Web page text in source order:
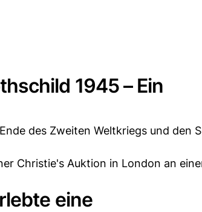
1945 – Ein
des Zweiten Weltkriegs und den
Christie's Auktion in London an
eine